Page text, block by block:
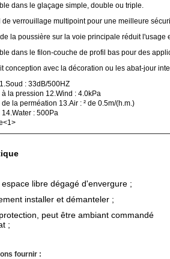
dans le glaçage simple, double ou triple.
de verrouillage multipoint pour une meilleure
la poussière sur la voie principale réduit l'usage
dans le filon-couche de profil bas pour des
conception avec la décoration ou les abat-jour
: 33dB/500HZ
la pression 12.Wind : 4.0kPa
la perméation 13.Air : ² de 0.5m/(h.m.)
: 500Pa
libre dégagé d'envergure ;
installer et démanteler ;
peut être ambiant commandé
;
fournir :